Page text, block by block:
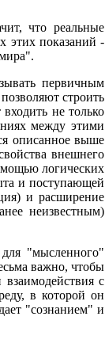
что реальные
этих показаний -
первичным
строить
не только
между этими
описанное выше
внешнего
логических
и поступающей
и расширение
неизвестным)
"мысленного"
важно, чтобы
с
в которой он
"сознанием" и